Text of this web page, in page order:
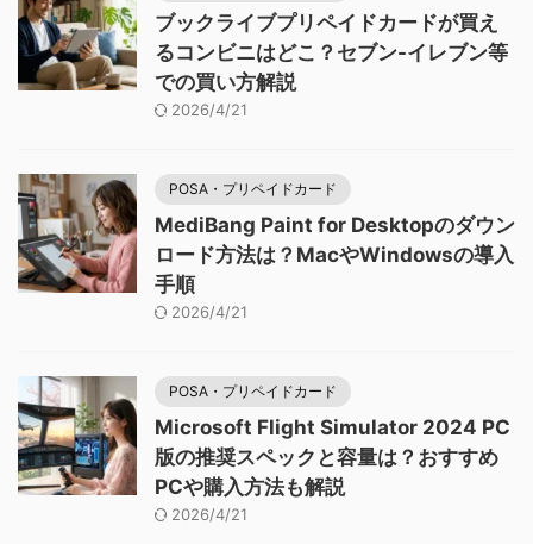
ブックライブプリペイドカードが買え
るコンビニはどこ？セブン-イレブン等
での買い方解説
2026/4/21
POSA・プリペイドカード
MediBang Paint for Desktopのダウン
ロード方法は？MacやWindowsの導入
手順
2026/4/21
POSA・プリペイドカード
Microsoft Flight Simulator 2024 PC
版の推奨スペックと容量は？おすすめ
PCや購入方法も解説
2026/4/21